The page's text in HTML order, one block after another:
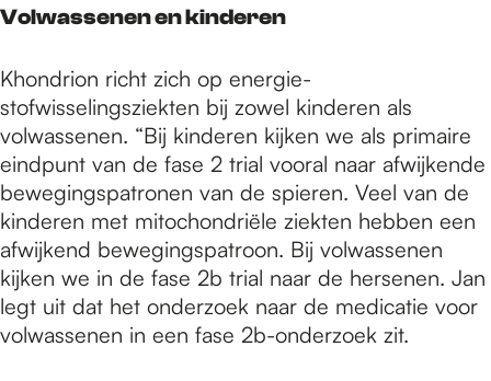
Volwassenen en kinderen
Khondrion richt zich op energie-
stofwisselingsziekten bij zowel kinderen als
volwassenen. “Bij kinderen kijken we als primaire
eindpunt van de fase 2 trial vooral naar afwijkende
bewegingspatronen van de spieren. Veel van de
kinderen met mitochondriële ziekten hebben een
afwijkend bewegingspatroon. Bij volwassenen
kijken we in de fase 2b trial naar de hersenen. Jan
legt uit dat het onderzoek naar de medicatie voor
volwassenen in een fase 2b-onderzoek zit.